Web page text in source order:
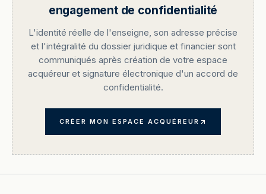
engagement de confidentialité
L'identité réelle de l'enseigne, son adresse précise
et l'intégralité du dossier juridique et financier sont
communiqués après création de votre espace
acquéreur et signature électronique d'un accord de
confidentialité.
CRÉER MON ESPACE ACQUÉREUR